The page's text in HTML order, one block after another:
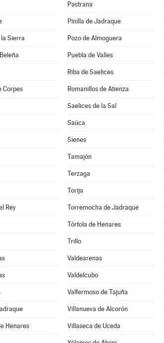
Pastrana
Pinilla de Jadraque
la Sierra Pozo de Almoguera
Puebla de Valles
Riba de Saelices
Corpes Romanillos de Atienza
Saelices de la Sal
Saúca
Sienes
Tamajón
Terzaga
Torija
Rey Torremocha de Jadraque
Tórtola de Henares
Trillo
Valdearenas
Valdelcubo
Valfermoso de Tajuña
Villanueva de Alcorón
Henares Villaseca de Uceda